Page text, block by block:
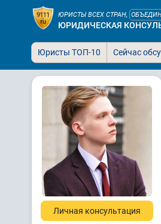
ЮРИСТЫ ВСЕХ СТРАН,
ЮРИДИЧЕСКАЯ
Юристы ТОП-10 Сейчас
Личная консультация